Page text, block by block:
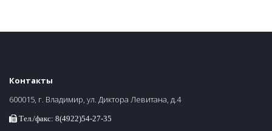
Контакты
600015, г. Владимир, ул. Диктора Левитана, д.4
Тел./факс: 8(4922)54-27-35